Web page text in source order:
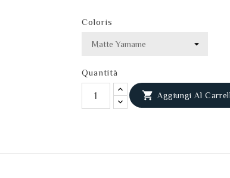
Coloris
Quantità
 Aggiungi Al